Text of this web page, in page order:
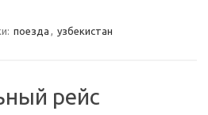
поезда , узбекистан
рейс